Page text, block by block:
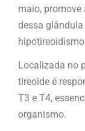
maio,
dessa
Localizada no
tireoide é
T3 e T4,
organismo.